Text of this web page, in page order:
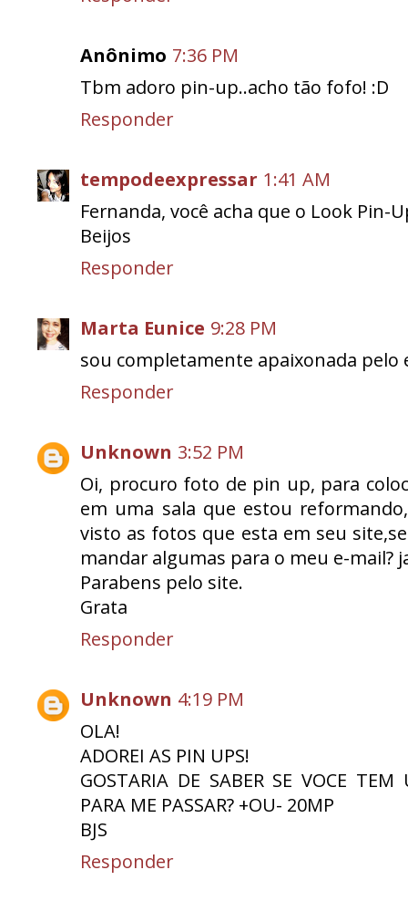
Anônimo 7:36 PM
Tbm adoro pin-up..acho tão fofo! :D
Responder
tempodeexpressar 1:41 AM
Fernanda, você acha que o Look Pin-
Beijos
Responder
Marta Eunice 9:28 PM
sou completamente apaixonada
Responder
Unknown 3:52 PM
Oi, procuro foto de pin up, para
em uma sala que estou
visto as fotos que esta em seu
mandar algumas para o meu e-mail?
Parabens pelo site.
Grata
Responder
Unknown 4:19 PM
OLA!
ADOREI AS PIN UPS!
GOSTARIA DE SABER SE VOCE
PARA ME PASSAR? +OU- 20MP
BJS
Responder